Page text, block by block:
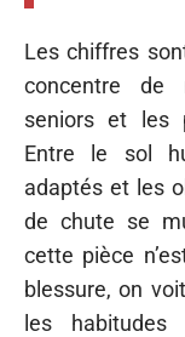
Les chiffres
concentre de
seniors et les
Entre le sol
adaptés et les
de chute se
cette pièce
blessure, on
les habitudes